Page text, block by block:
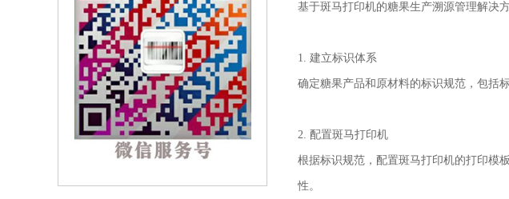
基于斑马打印机的糖果生产溯源管理解决
1. 建立标识体系
确定糖果产品和原材料的标识规范，包括
2. 配置斑马打印机
根据标识规范，配置斑马打印机的打印模
性。